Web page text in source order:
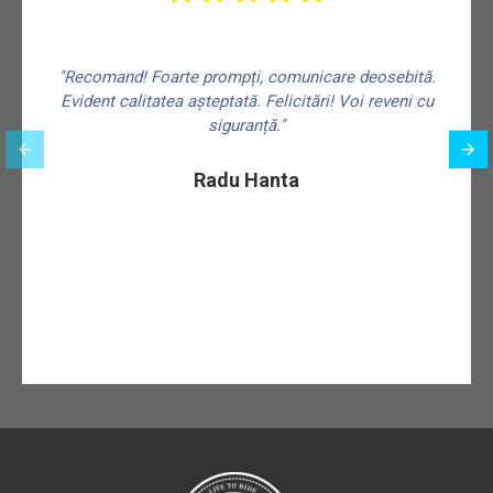
"Recomand! Foarte prompți, comunicare deosebită.
Evident calitatea așteptată. Felicitări! Voi reveni cu
siguranță."
Radu Hanta